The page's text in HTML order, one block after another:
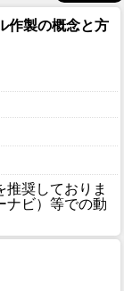
作製の概念と方
推奨しておりま
ナビ）等での動